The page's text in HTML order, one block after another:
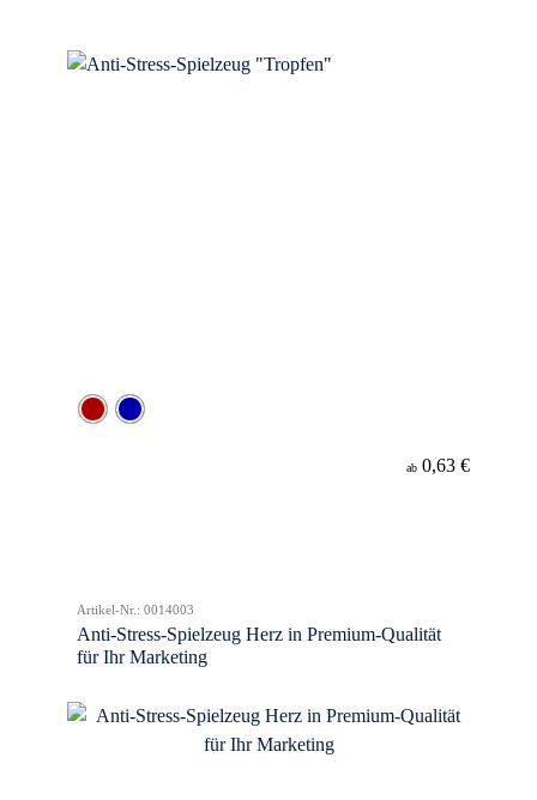
ab 0,63 €
Artikel-Nr.: 0014003
Anti-Stress-Spielzeug Herz in Premium-Qualität
für Ihr Marketing